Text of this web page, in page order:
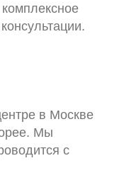
в Москве
Мы
с